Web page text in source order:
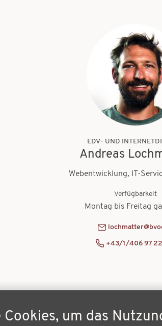
EDV- UND
Andreas
Webentwicklung, IT-
Verfügbarkeit
Montag bis Freitag
+43/1/406 97
um das